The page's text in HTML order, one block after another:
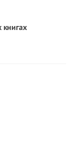
книгах